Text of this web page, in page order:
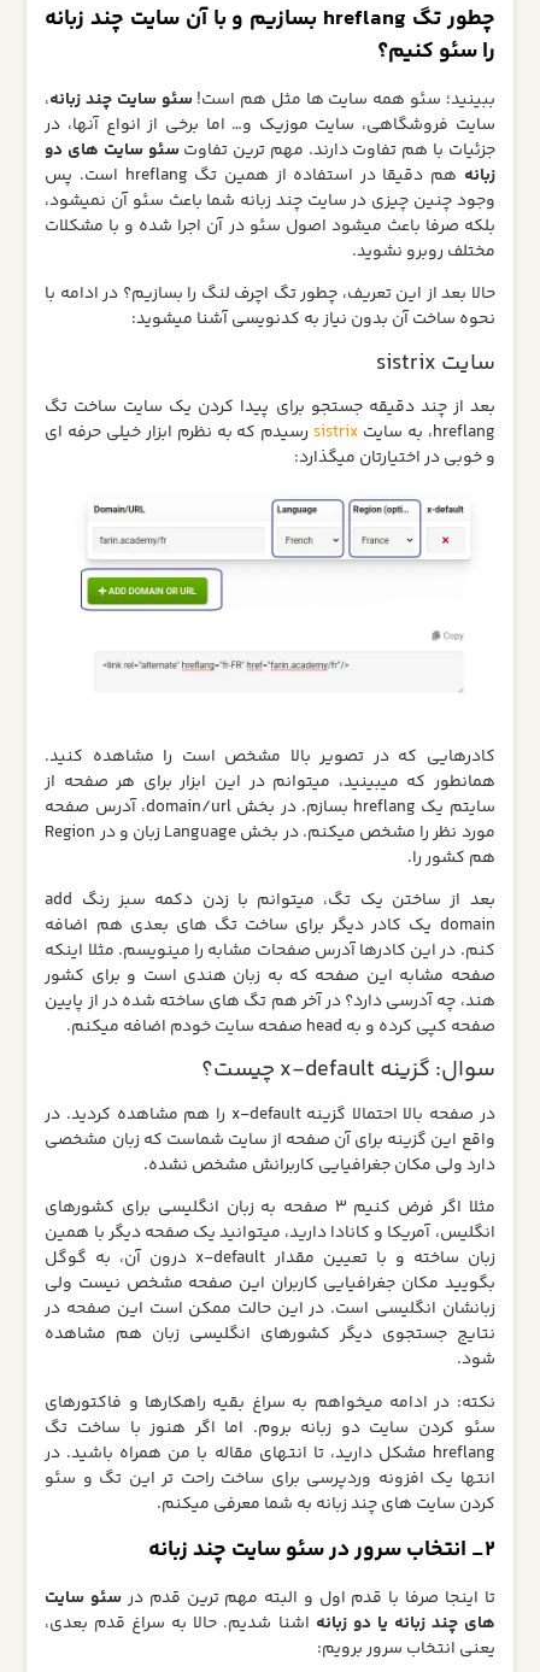
چطور تگ hreflang بسازیم و با آن سایت چند زبانه
را سئو کنیم؟
ببینید؛ سئو همه سایت ها مثل هم است! سئو سایت چند زبانه،
سایت فروشگاهی، سایت موزیک و… اما برخی از انواع آنها، در
جزئیات با هم تفاوت دارند. مهم ترین تفاوت سئو سایت های دو
زبانه
هم دقیقا در استفاده از همین تگ hreflang است. پس
وجود چنین چیزی در سایت چند زبانه شما باعث سئو آن نمیشود،
بلکه صرفا باعث میشود اصول سئو در آن اجرا شده و با مشکلات
مختلف روبرو نشوید.
حالا بعد از این تعریف، چطور تگ اچرف لنگ را بسازیم؟ در ادامه با
نحوه ساخت آن بدون نیاز به کدنویسی آشنا میشوید:
سایت sistrix
بعد از چند دقیقه جستجو برای پیدا کردن یک سایت ساخت تگ
hreflang، به سایت
sistrixرسیدم که به نظرم ابزار خیلی حرفه ای
و خوبی در اختیارتان میگذارد:
کادرهایی که در تصویر بالا مشخص است را مشاهده کنید.
همانطور که میبینید، میتوانم در این ابزار برای هر صفحه از
سایتم یک hreflang بسازم. در بخش domain/url، آدرس صفحه
مورد نظر را مشخص میکنم. در بخش Language زبان و در Region
هم کشور را.
بعد از ساختن یک تگ، میتوانم با زدن دکمه سبز رنگ add
domain یک کادر دیگر برای ساخت تگ های بعدی هم اضافه
کنم. در این کادرها آدرس صفحات مشابه را مینویسم. مثلا اینکه
صفحه مشابه این صفحه که به زبان هندی است و برای کشور
هند، چه آدرسی دارد؟ در آخر هم تگ های ساخته شده در از پایین
صفحه کپی کرده و به head صفحه سایت خودم اضافه میکنم.
سوال: گزینه x-default چیست؟
در صفحه بالا احتمالا گزینه x-default را هم مشاهده کردید. در
واقع این گزینه برای آن صفحه از سایت شماست که زبان مشخصی
دارد ولی مکان جغرافیایی کاربرانش مشخص نشده.
مثلا اگر فرض کنیم 3 صفحه به زبان انگلیسی برای کشورهای
انگلیس، آمریکا و کانادا دارید، میتوانید یک صفحه دیگر با همین
زبان ساخته و با تعیین مقدار x-default درون آن، به گوگل
بگویید مکان جغرافیایی کاربران این صفحه مشخص نیست ولی
زبانشان انگلیسی است. در این حالت ممکن است این صفحه در
نتایج جستجوی دیگر کشورهای انگلیسی زبان هم مشاهده
شود.
نکته: در ادامه میخواهم به سراغ بقیه راهکارها و فاکتورهای
سئو کردن سایت دو زبانه بروم. اما اگر هنوز با ساخت تگ
hreflang مشکل دارید، تا انتهای مقاله با من همراه باشید. در
انتها یک افزونه وردپرسی برای ساخت راحت تر این تگ و سئو
کردن سایت های چند زبانه به شما معرفی میکنم.
2_ انتخاب سرور در سئو سایت چند زبانه
تا اینجا صرفا با قدم اول و البته مهم ترین قدم در سئو سایت
های چند زبانه یا دو زبانه اشنا شدیم. حالا به سراغ قدم بعدی،
یعنی انتخاب سرور برویم: